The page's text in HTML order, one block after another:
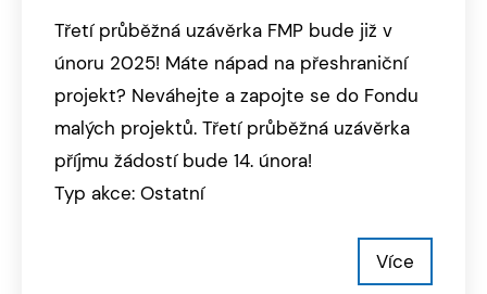
Třetí průběžná uzávěrka FMP bude již v
únoru 2025! Máte nápad na přeshraniční
projekt? Neváhejte a zapojte se do Fondu
malých projektů. Třetí průběžná uzávěrka
příjmu žádostí bude 14. února!
Typ akce: Ostatní
Více